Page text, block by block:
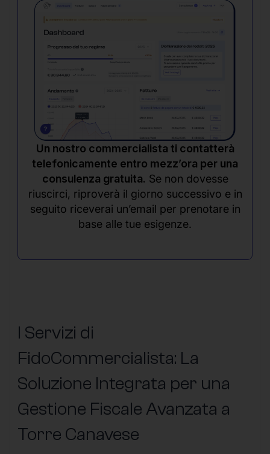
Un nostro commercialista ti contatterà
telefonicamente entro mezz’ora per una
consulenza gratuita. Se non dovesse
riuscirci, riproverà il giorno successivo e in
seguito riceverai un’email per prenotare in
base alle tue esigenze.
I Servizi di
FidoCommercialista: La
Soluzione Integrata per una
Gestione Fiscale Avanzata a
Torre Canavese